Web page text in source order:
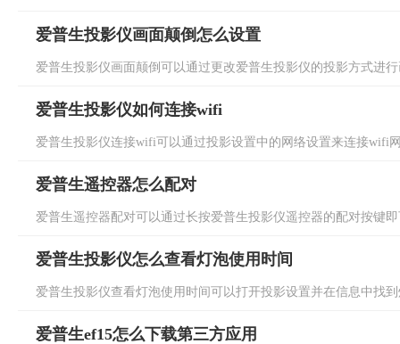
爱普生投影仪画面颠倒怎么设置
爱普生投影仪画面颠倒可以通过更改爱普生投影仪的投影方式进
爱普生投影仪如何连接wifi
爱普生投影仪连接wifi可以通过投影设置中的网络设置来连接wifi
爱普生遥控器怎么配对
爱普生遥控器配对可以通过长按爱普生投影仪遥控器的配对按键
爱普生投影仪怎么查看灯泡使用时间
爱普生投影仪查看灯泡使用时间可以打开投影设置并在信息中找
爱普生ef15怎么下载第三方应用